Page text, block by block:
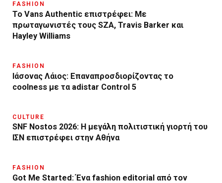
FASHION
Το Vans Authentic επιστρέφει: Με
πρωταγωνιστές τους SZA, Travis Barker και
Hayley Williams
FASHION
Ιάσονας Λάιος: Επαναπροσδιορίζοντας το
coolness με τα adistar Control 5
CULTURE
SNF Nostos 2026: Η μεγάλη πολιτιστική γιορτή του
ΙΣΝ επιστρέφει στην Αθήνα
FASHION
Got Me Started: Ένα fashion editorial από τον